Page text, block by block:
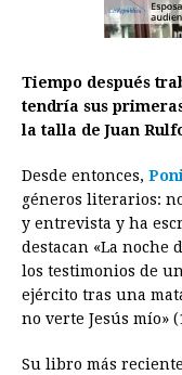
Tiempo después
tendría sus
la talla de Juan
Desde entonces,
géneros literarios:
y entrevista y ha
destacan «La noche
los testimonios de
ejército tras una
no verte Jesús mío»
Su libro más